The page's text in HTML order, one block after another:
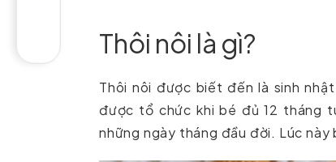
Thôi nôi là gì?
Thôi nôi được biết đến là sinh
được tổ chức khi bé đủ 12 tháng
những ngày tháng đầu đời. Lúc này